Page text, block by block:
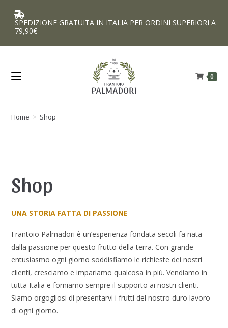
SPEDIZIONE GRATUITA IN ITALIA PER ORDINI SUPERIORI A
79,90€
0
Home > Shop
Shop
UNA STORIA FATTA DI PASSIONE
Frantoio Palmadori è un’esperienza fondata secoli fa nata
dalla passione per questo frutto della terra. Con grande
entusiasmo ogni giorno soddisfiamo le richieste dei nostri
clienti, cresciamo e impariamo qualcosa in più. Vendiamo in
tutta Italia e forniamo sempre il supporto ai nostri clienti.
Siamo orgogliosi di presentarvi i frutti del nostro duro lavoro
di ogni giorno.